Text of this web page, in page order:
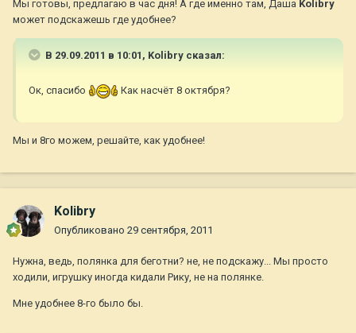
Мы готовы, предлагаю в час дня! А где именно там, Даша Kolibry
может подскажешь где удобнее?
В 29.09.2011 в 10:01, Kolibry сказал:
Ок, спасибо Как насчёт 8 октября?
Мы и 8го можем, решайте, как удобнее!
Kolibry
Опубликовано 29 сентября, 2011
Нужна, ведь, полянка для беготни? не, не подскажу... Мы просто
ходили, игрушку иногда кидали Рику, не на полянке.
Мне удобнее 8-го было бы.